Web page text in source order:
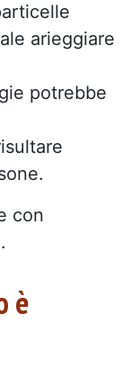
arieggiare
potrebbe
con
è